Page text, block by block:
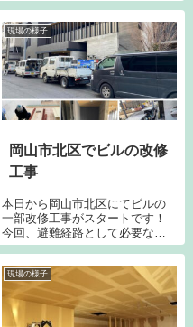
ンティークとレトロが融合した
創作パンまで幅広く陳列されて
います。隠れ家的なベーカリー
SHOPです。1年以...
現場の様子
岡山市北区でビルの改修
工事
本日から岡山市北区にてビルの
一部改修工事がスタートです！
今回、避難経路として必要な防
火ドアの新設を実施していま
で枠組みし、防火ドアを取り付
けていく作業です。簡単なよう
で簡単ではありませんが納まり
を思案しつつ ご...
現場の様子